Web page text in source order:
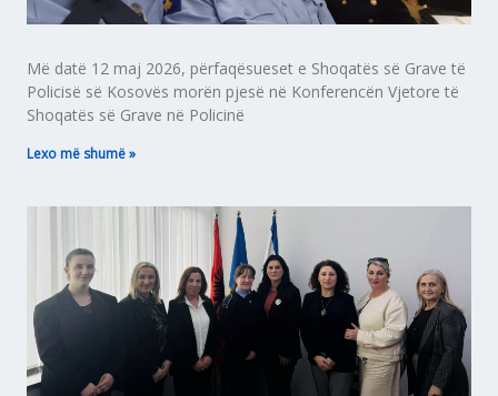
Më datë 12 maj 2026, përfaqësueset e Shoqatës së Grave të
Policisë së Kosovës morën pjesë në Konferencën Vjetore të
Shoqatës së Grave në Policinë
Lexo më shumë »